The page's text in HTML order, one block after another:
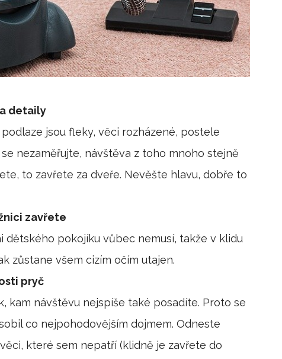
detaily
jsou fleky, věci rozházené, postele
nezaměřujte, návštěva z toho mnoho stejně
to zavřete za dveře. Nevěšte hlavu, dobře to
zavřete
dětského pokojíku vůbec nemusí, takže v klidu
zůstane všem cizím očím utajen.
pryč
kam návštěvu nejspíše také posadíte. Proto se
co nejpohodovějším dojmem. Odneste
které sem nepatří (klidně je zavřete do